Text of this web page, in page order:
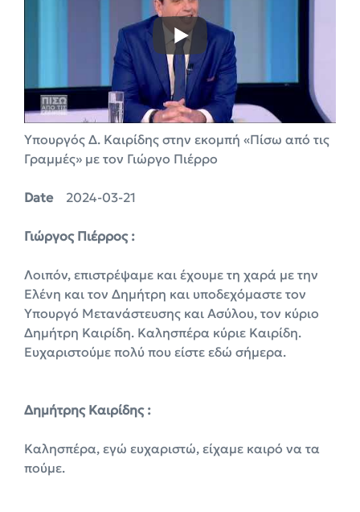
Υπουργός Δ. Καιρίδης στην εκομπή «Πίσω από τις
Γραμμές» με τον Γιώργο Πιέρρο
Date2024-03-21
Γιώργος Πιέρρος :
Λοιπόν, επιστρέψαμε και έχουμε τη χαρά με την
Ελένη και τον Δημήτρη και υποδεχόμαστε τον
Υπουργό Μετανάστευσης και Ασύλου, τον κύριο
Δημήτρη Καιρίδη. Καλησπέρα κύριε Καιρίδη.
Ευχαριστούμε πολύ που είστε εδώ σήμερα.
Δημήτρης Καιρίδης :
Καλησπέρα, εγώ ευχαριστώ, είχαμε καιρό να τα
πούμε.